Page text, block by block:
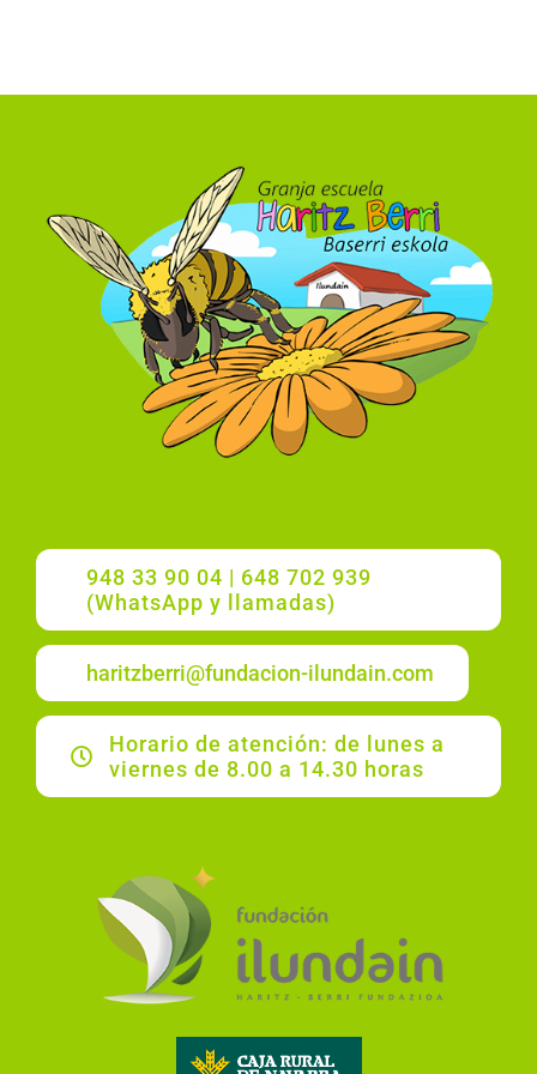
948 33 90 04 | 648 702 939
(WhatsApp y llamadas)
haritzberri@fundacion-ilundain.com
Horario de atención: de lunes a
viernes de 8.00 a 14.30 horas